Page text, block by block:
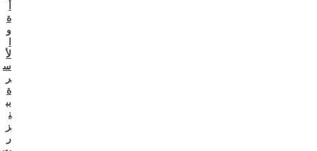
ة
و
لأ
س
ر
ة
بب
ن
ز
ر